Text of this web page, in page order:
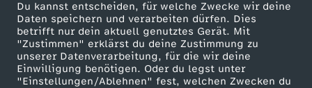
Du kannst entscheiden, für welche Zwecke wir deine
Daten speichern und verarbeiten dürfen. Dies
betrifft nur dein aktuell genutztes Gerät. Mit
"Zustimmen" erklärst du deine Zustimmung zu
unserer Datenverarbeitung, für die wir deine
Einwilligung benötigen. Oder du legst unter
"Einstellungen/Ablehnen" fest, welchen Zwecken du
t
s
ZDF goes Schule
Werbefernsehen
Mainzelmännchen